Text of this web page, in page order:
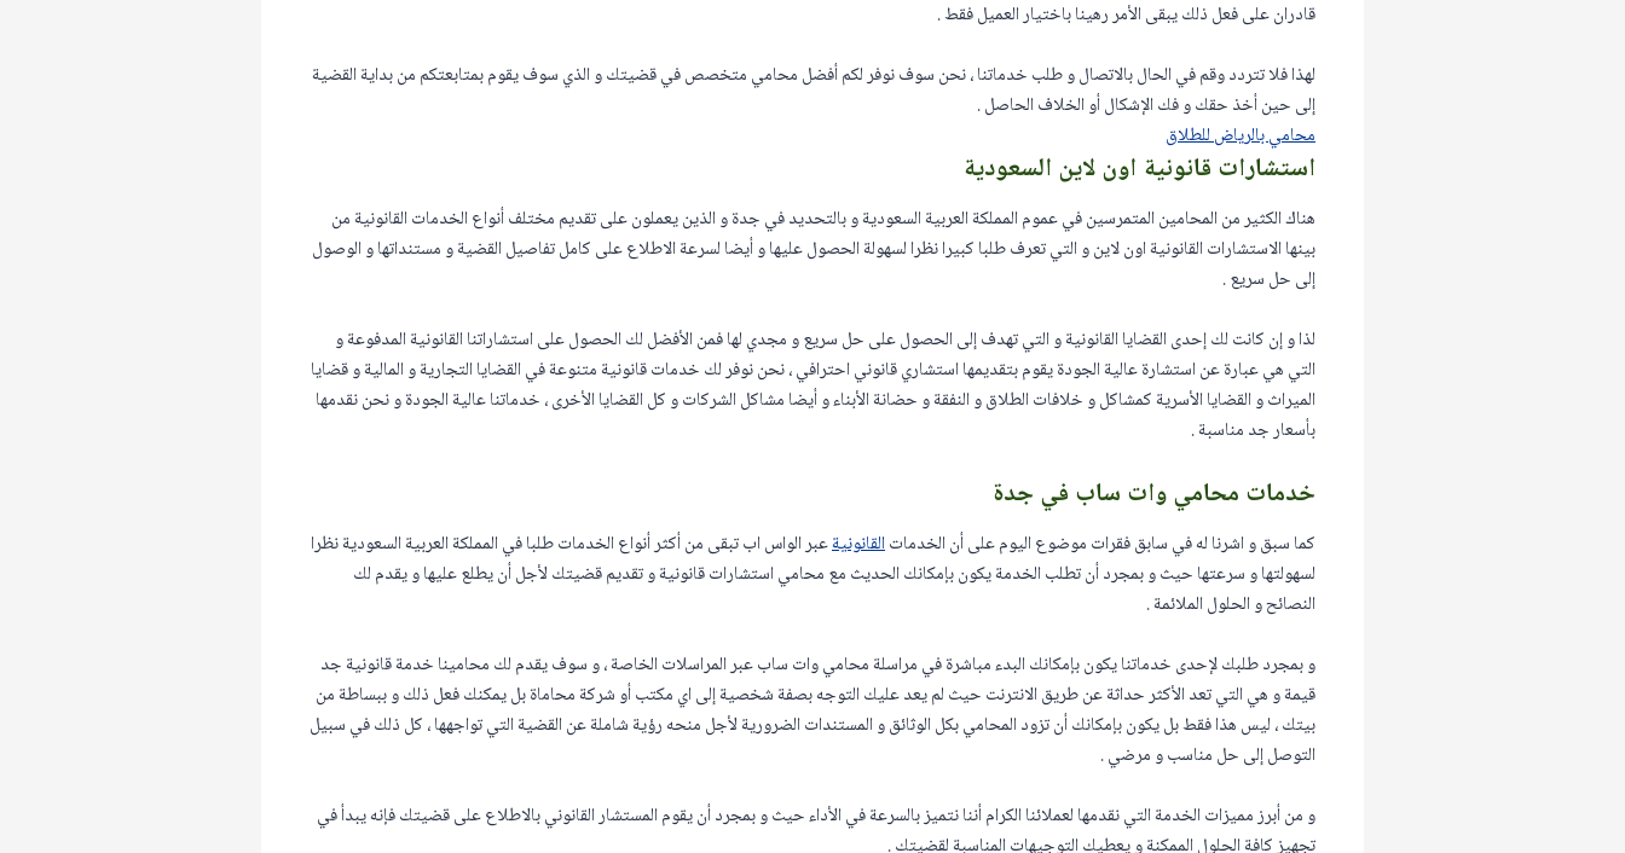
قادران على فعل ذلك يبقى الأمر رهينا باختيار العميل فقط .
لهذا فلا تتردد وقم في الحال بالاتصال و طلب خدماتنا ، نحن سوف نوفر لكم أفضل محامي متخصص في قضيتك و الذي سوف يقوم بمتابعتكم من بداية القضية
إلى حين أخذ حقك و فك الإشكال أو الخلاف الحاصل .
محامي بالرياض للطلاق
استشارات قانونية اون لاين السعودية
هناك الكثير من المحامين المتمرسين في عموم المملكة العربية السعودية و بالتحديد في جدة و الذين يعملون على تقديم مختلف أنواع الخدمات القانونية من
بينها الاستشارات القانونية اون لاين و التي تعرف طلبا كبيرا نظرا لسهولة الحصول عليها و أيضا لسرعة الاطلاع على كامل تفاصيل القضية و مستنداتها و الوصول
إلى حل سريع .
لذا و إن كانت لك إحدى القضايا القانونية و التي تهدف إلى الحصول على حل سريع و مجدي لها فمن الأفضل لك الحصول على استشاراتنا القانونية المدفوعة و
التي هي عبارة عن استشارة عالية الجودة يقوم بتقديمها استشاري قانوني احترافي ، نحن نوفر لك خدمات قانونية متنوعة في القضايا التجارية و المالية و قضايا
الميراث و القضايا الأسرية كمشاكل و خلافات الطلاق و النفقة و حضانة الأبناء و أيضا مشاكل الشركات و كل القضايا الأخرى ، خدماتنا عالية الجودة و نحن نقدمها
بأسعار جد مناسبة .
خدمات محامي وات ساب في جدة
كما سبق و اشرنا له في سابق فقرات موضوع اليوم على أن الخدماتالقانونيةعبر الواس اب تبقى من أكثر أنواع الخدمات طلبا في المملكة العربية السعودية نظرا
لسهولتها و سرعتها حيث و بمجرد أن تطلب الخدمة يكون بإمكانك الحديث مع محامي استشارات قانونية و تقديم قضيتك لأجل أن يطلع عليها و يقدم لك
النصائح و الحلول الملائمة .
و بمجرد طلبك لإحدى خدماتنا يكون بإمكانك البدء مباشرة في مراسلة محامي وات ساب عبر المراسلات الخاصة ، و سوف يقدم لك محامينا خدمة قانونية جد
قيمة و هي التي تعد الأكثر حداثة عن طريق الانترنت حيث لم يعد عليك التوجه بصفة شخصية إلى اي مكتب أو شركة محاماة بل يمكنك فعل ذلك و ببساطة من
بيتك ، ليس هذا فقط بل يكون بإمكانك أن تزود المحامي بكل الوثائق و المستندات الضرورية لأجل منحه رؤية شاملة عن القضية التي تواجهها ، كل ذلك في سبيل
التوصل إلى حل مناسب و مرضي .
و من أبرز مميزات الخدمة التي نقدمها لعملائنا الكرام أننا نتميز بالسرعة في الأداء حيث و بمجرد أن يقوم المستشار القانوني بالاطلاع على قضيتك فإنه يبدأ في